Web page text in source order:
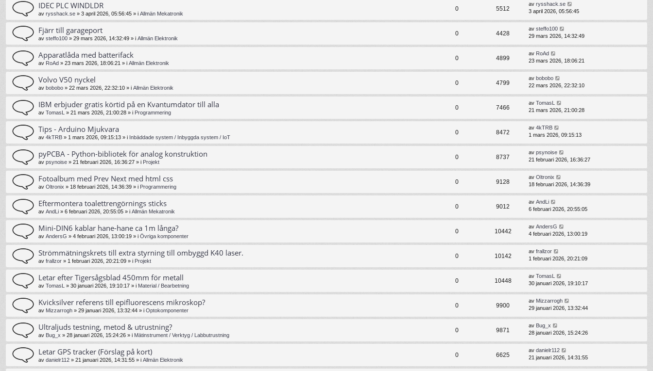
IDEC PLC WINDLDR
av rysshack.se » 3 april 2026, 05:56:45 » i Allmän Mekatronik
0 5512
av rysshack.se
3 april 2026, 05:56:45
Fjärr till garageport
av steffo100 » 29 mars 2026, 14:32:49 » i Allmän Elektronik
0 4428
av steffo100
29 mars 2026, 14:32:49
Apparatlåda med batterifack
av RoAd » 23 mars 2026, 18:06:21 » i Allmän Elektronik
0 4899
av RoAd
23 mars 2026, 18:06:21
Volvo V50 nyckel
av bobobo » 22 mars 2026, 22:32:10 » i Allmän Elektronik
0 4799
av bobobo
22 mars 2026, 22:32:10
IBM erbjuder gratis körtid på en Kvantumdator till alla
av TomasL » 21 mars 2026, 21:00:28 » i Programmering
0 7466
av TomasL
21 mars 2026, 21:00:28
Tips - Arduino Mjukvara
av 4kTRB » 1 mars 2026, 09:15:13 » i Inbäddade system / Inbyggda system / IoT
0 8472
av 4kTRB
1 mars 2026, 09:15:13
pyPCBA - Python-bibliotek för analog konstruktion
av psynoise » 21 februari 2026, 16:36:27 » i Projekt
0 8737
av psynoise
21 februari 2026, 16:36:27
Fotoalbum med Prev Next med html css
av Oltronix » 18 februari 2026, 14:36:39 » i Programmering
0 9128
av Oltronix
18 februari 2026, 14:36:39
Eftermontera toalettrengörnings sticks
av AndLi » 6 februari 2026, 20:55:05 » i Allmän Mekatronik
0 9012
av AndLi
6 februari 2026, 20:55:05
Mini-DIN6 kablar hane-hane ca 1m långa?
av AndersG » 4 februari 2026, 13:00:19 » i Övriga komponenter
0 10442
av AndersG
4 februari 2026, 13:00:19
Strömmätningskrets till extra styrning till ombyggd K40 laser.
av frallzor » 1 februari 2026, 20:21:09 » i Projekt
0 10142
av frallzor
1 februari 2026, 20:21:09
Letar efter Tigersågsblad 450mm för metall
av TomasL » 30 januari 2026, 19:10:17 » i Material / Bearbetning
0 10448
av TomasL
30 januari 2026, 19:10:17
Kvicksilver referens till epifluorescens mikroskop?
av Mizzarrogh » 29 januari 2026, 13:32:44 » i Optokomponenter
0 9900
av Mizzarrogh
29 januari 2026, 13:32:44
Ultraljuds testning, metod & utrustning?
av Bug_x » 28 januari 2026, 15:24:26 » i Mätinstrument / Verktyg / Labbutrustning
0 9871
av Bug_x
28 januari 2026, 15:24:26
Letar GPS tracker (Förslag på kort)
av danielr112 » 21 januari 2026, 14:31:55 » i Allmän Elektronik
0 6625
av danielr112
21 januari 2026, 14:31:55